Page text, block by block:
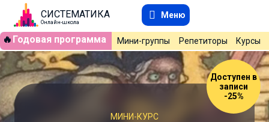
СИСТЕМАТИКА
Онлайн-школа
Меню
🔥 Годовая программа Мини-группы Репетиторы Курсы
Доступен в
записи
-25%
МИНИ-КУРС